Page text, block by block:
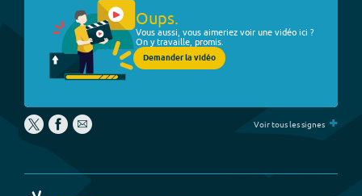
Oups.
Vous aussi, vous aimeriez voir une vidéo ici ?
On y travaille, promis.
Demander la vidéo
Voir tous les signes +